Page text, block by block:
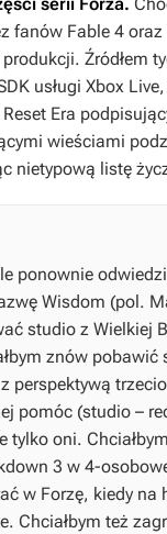
fanów Fable 4 oraz
Źródłem
usługi Xbox
Era
wieściami
nietypową listę
ponownie
Wisdom (pol.
studio z Wielkiej
znów pobawić
perspektywą
pomóc (studio –
tylko oni.
3 w 4-
w Forzę, kiedy na
Chciałbym też